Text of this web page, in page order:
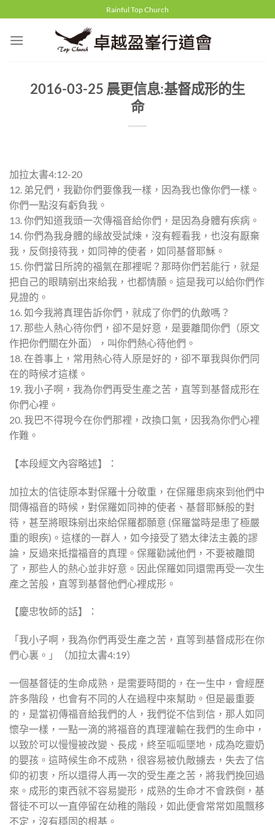
to
content
Rainful Top Church
2016-03-25 晨更信息:基督成形的生
命
加拉太書4:12-20
12. 弟兄們，我勸你們要像我一樣，因為我也像你們一樣。
你們一點沒有虧負我。
13. 你們知道我頭一次傳福音給你們，是因為身體有疾病。
14. 你們為我身體的緣故受試煉，沒有輕看我，也沒有厭棄
我，反倒接待我，如同神的使者，如同基督耶穌。
15. 你們當日所誇的福氣在那裡呢？那時你們若能行，就是
把自己的眼睛剜出來給我，也都情願。這是我可以給你們作
見證的。
16. 如今我將真理告訴你們，就成了你們的仇敵嗎？
17. 那些人熱心待你們，卻不是好意，是要離間你們（原文
作把你們關在外面），叫你們熱心待他們。
18. 在善事上，常用熱心待人原是好的，卻不單我與你們同
在的時候才這樣。
19. 我小子啊，我為你們再受生產之苦，直等到基督成形在
你們心裡。
20. 我巴不得現今在你們那裡，改換口氣，因我為你們心裡
作難。
【本段經文內容略述】：
加拉太的信徒原本對保羅十分敬重，在保羅患病來到他們中
間傳福音的時候，對保羅如同神的使者、基督耶穌般的對
待，甚至將眼珠剜出來給保羅都願意 (保羅當時是患了極嚴
重的眼疾)。這樣的一群人，如今接受了猶太律法主義的謬
論，反過來抵擋福音的真理。保羅勸誡他們，不要被離間
了，那些人的熱心並非好意。因此保羅如同還需再受一次生
產之苦般，直等到基督他們心裡成形。
【慶忠牧師的話】：
「我小子啊，我為你們再受生產之苦，直等到基督成形在你
們心裏。」（加拉太書4:19）
一個基督徒的生命成熟，是需要時間的，在一生中，會經歷
許多階段，也會有不同的人在過程中來幫助。但是最重要
的，是當初傳福音給我們的人，我們從不信到信，那人如同
懷孕一樣，一點一滴的將福音的真理灌輸在我們的生命中，
以致於可以慢慢被改變、長成，終至呱呱墜地，成為吃靈奶
的嬰孩。這時候生命不成熟，很容易被仇敵擄去，失去了信
仰的初衷，所以還得人再一次的受生產之苦，將我們挽回過
來。成形的東西就不容易變形，成熟的生命才不會跌倒，基
督徒不可以一直停留在幼稚的階段，如此便會常常如風飄移
不定，沒有穩固的根基。